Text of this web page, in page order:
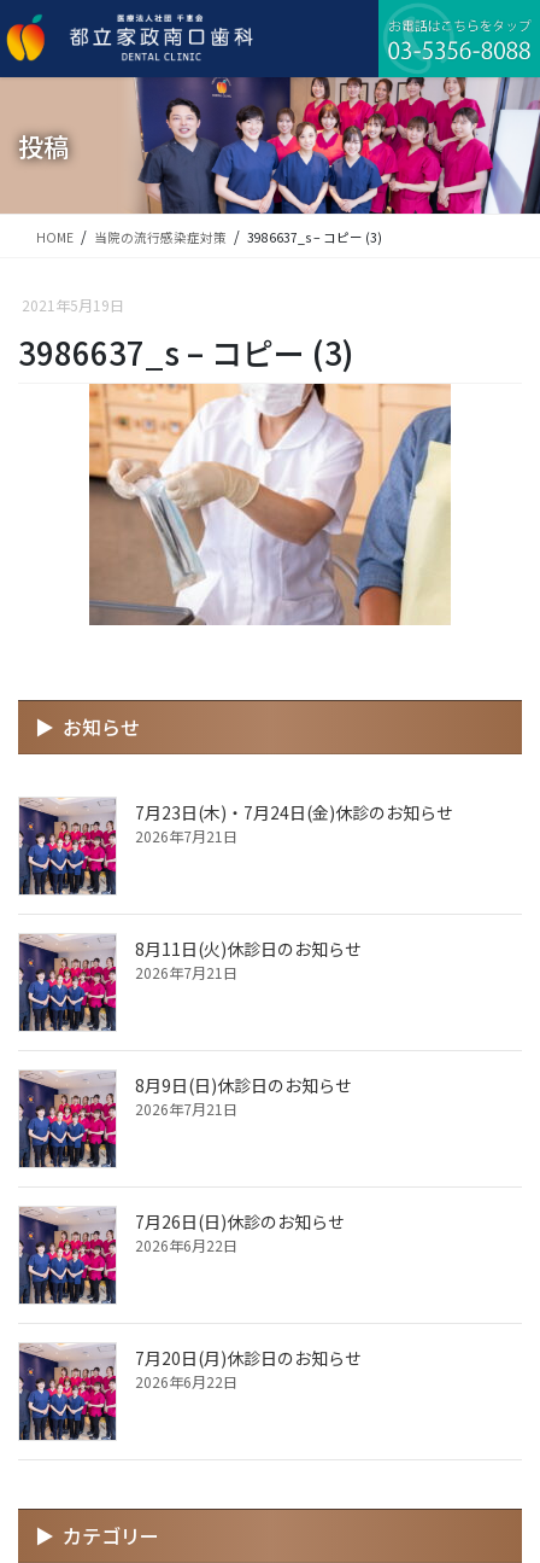
ン
テ
ビ
ゲ
移
投稿
HOME 当院の流行感染症対策 3986637_s – コピー (3)
2021年5月19日
3986637_s – コピー (3)
お知らせ
7月23日(木)・7月24日(金)休診のお知らせ
2026年7月21日
8月11日(火)休診日のお知らせ
2026年7月21日
8月9日(日)休診日のお知らせ
2026年7月21日
7月26日(日)休診のお知らせ
2026年6月22日
7月20日(月)休診日のお知らせ
2026年6月22日
カテゴリー